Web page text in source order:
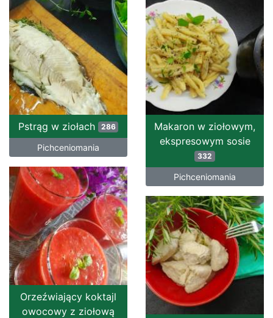
Pstrąg w ziołach 286
Pichceniomania
Makaron w ziołowym,
ekspresowym sosie
332
Pichceniomania
Orzeźwiający koktajl
owocowy z ziołową